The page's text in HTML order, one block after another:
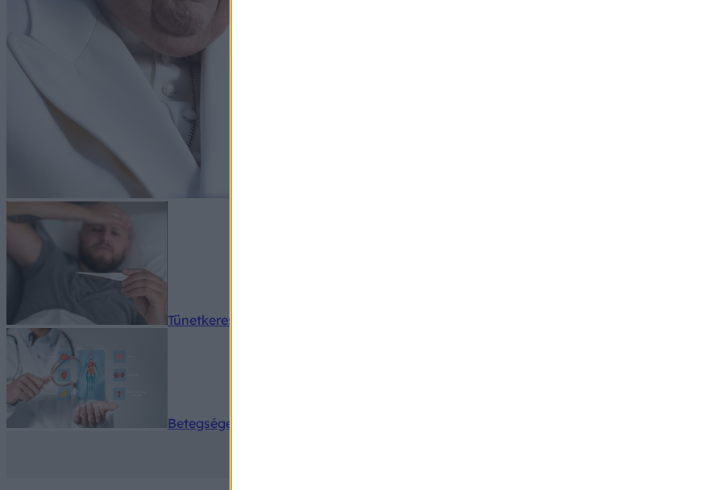
Tünetkereső
Betegségek A-Z